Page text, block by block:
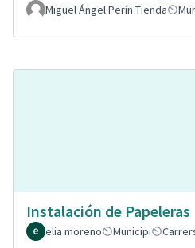
Miguel Ángel Perín Tienda
Instalación de Papeleras
elia moreno
Municipi